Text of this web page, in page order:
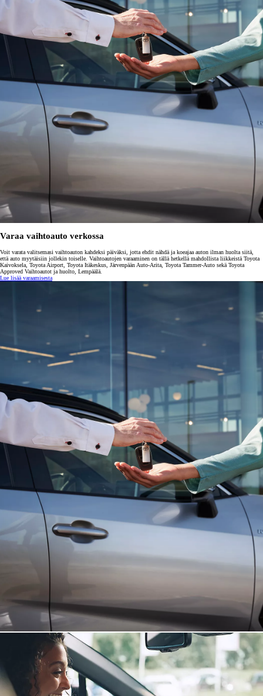
Varaa vaihtoauto verkossa
Voit varata valitsemasi vaihtoauton kahdeksi päiväksi, jotta ehdit nähdä ja koeajaa auton ilman huolta siitä,
että auto myytäisiin jollekin toiselle. Vaihtoautojen varaaminen on tällä hetkellä mahdollista liikkeistä Toyota
Kaivoksela, Toyota Airport, Toyota Itäkeskus, Järvenpään Auto-Arita, Toyota Tammer-Auto sekä Toyota
Approved Vaihtoautot ja huolto, Lempäälä.
Lue lisää varaamisesta